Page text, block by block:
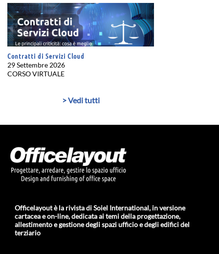
Contratti di Servizi Cloud
29 Settembre 2026
CORSO VIRTUALE
> Vedi tutti
Officelayout è la rivista di Soiel International, in versione
cartacea e on-line, dedicata ai temi della progettazione,
allestimento e gestione degli spazi ufficio e degli edifici del
terziario